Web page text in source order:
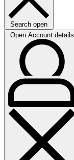
Search open
Open Account details